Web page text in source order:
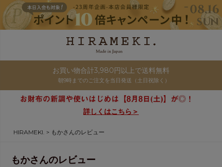
お買い物合計3,980円以上で送料無料
朝9時までのご注文を当日発送（土日祝除く）
詳しくはこちら＞
HIRAMEKI. もかさんのレビュー
もかさんのレビュー